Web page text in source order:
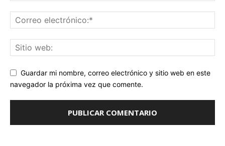
Guardar mi nombre, correo electrónico y sitio web en este
navegador la próxima vez que comente.